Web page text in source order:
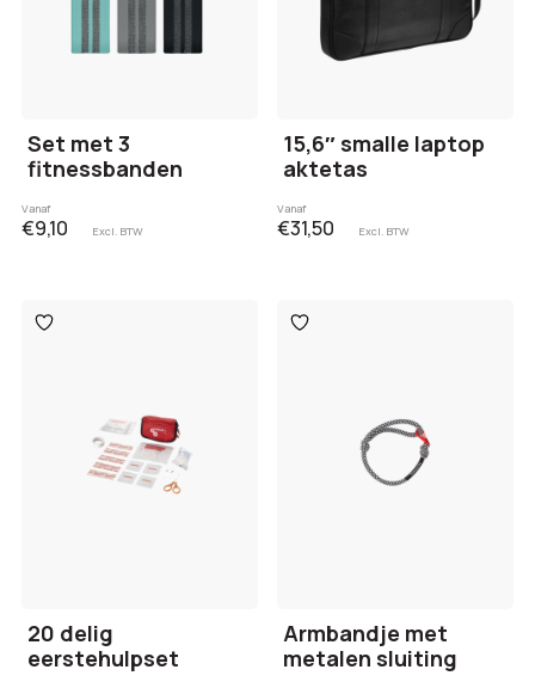
Set met 3
fitnessbanden
Vanaf
€9,10 Excl. BTW
15,6″ smalle laptop
aktetas
Vanaf
€31,50 Excl. BTW
Toevoegen
aan
20 delig
eerstehulpset
Toevoegen
aan
Armbandje met
metalen sluiting